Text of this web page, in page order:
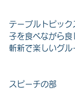
テーブルトピック
子を食べながら食
斬新で楽しいグル
スピーチの部